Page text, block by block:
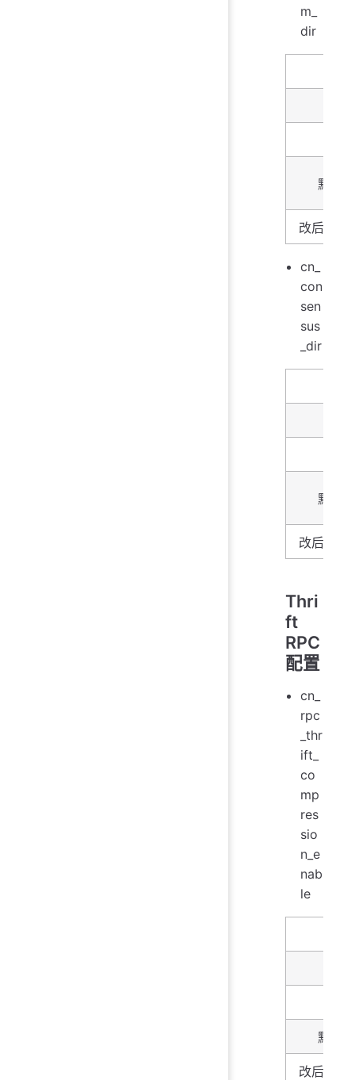
m_
dir
默认值
改后生效
cn_
con
sen
sus
_dir
默认值
改后生效
Thri
ft
RPC
配置
cn_
rpc
_thr
ift_
co
mp
res
sio
n_e
nab
le
默认值
改后生效